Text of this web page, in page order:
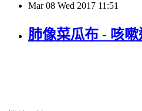
Mar 08 Wed 2017 11:51
肺像菜瓜布 - 咳